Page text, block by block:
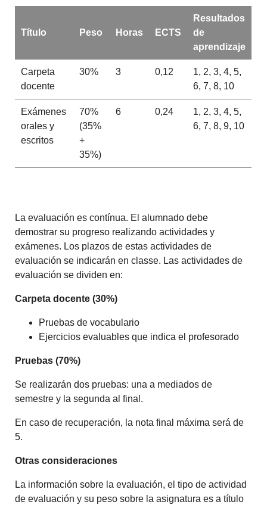
Título Peso Horas ECTS
Resultados
de
aprendizaje
Carpeta
docente
30% 3 0,12
1, 2, 3, 4, 5,
6, 7, 8, 10
Exámenes
orales y
escritos
70%
(35%
+
35%)
6 0,24
1, 2, 3, 4, 5,
6, 7, 8, 9, 10
La evaluación es contínua. El alumnado debe
demostrar su progreso realizando actividades y
exámenes. Los plazos de estas actividades de
evaluación se indicarán en classe. Las actividades de
evaluación se dividen en:
Carpeta docente(30%)
Pruebas de vocabulario
Ejercicios evaluables que indica el profesorado
Pruebas(70%)
Se realizarán dos pruebas: una a mediados de
semestre y la segunda al final.
En caso de recuperación, la nota final máxima será de
5.
Otras consideraciones
La información sobre la evaluación, el tipo de actividad
de evaluación y su peso sobre la asignatura es a título